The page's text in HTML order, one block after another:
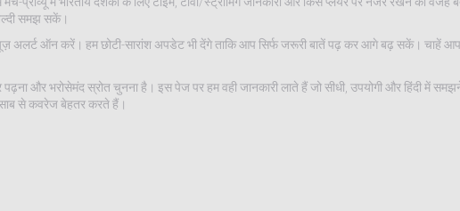
समझ सकें।
अलर्ट ऑन करें। हम छोटी-सारांश अपडेट भी देंगे ताकि आप सिर्फ जरूरी बातें पढ़ कर आगे बढ़ सकें। चाहें
और भरोसेमंद स्रोत चुनना है। इस पेज पर हम वही जानकारी लाते हैं जो सीधी, उपयोगी और हिंदी में
से कवरेज बेहतर करते हैं।